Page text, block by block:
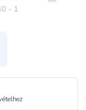
listához
on sale